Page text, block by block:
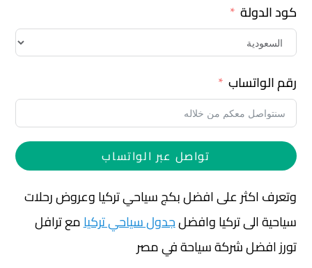
كود الدولة
رقم الواتساب
تواصل عبر الواتساب
وتعرف اكثر على افضل بكج سياحي تركيا وعروض رحلات
سياحية الى تركيا وافضلجدول سياحي تركيامع ترافل
تورز افضل شركة سياحة في مصر